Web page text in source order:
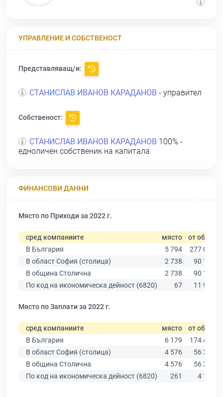
УПРАВЛЕНИЕ И СОБСТВЕНОСТ
Представляващ/и:
СТАНИСЛАВ ИВАНОВ КАРАДАНОВ - управител
Собственост:
СТАНИСЛАВ ИВАНОВ КАРАДАНОВ 100% -
едноличен собственик на капитала
ФИНАНСОВИ ДАННИ
Място по Приходи за 2022 г.
сред компаниите място от общо
В България
5 794
277 019
В област София (столица)
2 738
90 178
В община Столична
2 738
90 178
По код на икономическа дейност (6820)
67 11 940
Място по Заплати за 2022 г.
сред компаниите място от общо
В България
6 179
174 403
В област София (столица)
4 576
56 378
В община Столична
4 576
56 378
По код на икономическа дейност (6820)
261 4 182